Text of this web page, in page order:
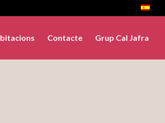
Contacte Grup Cal Jafra